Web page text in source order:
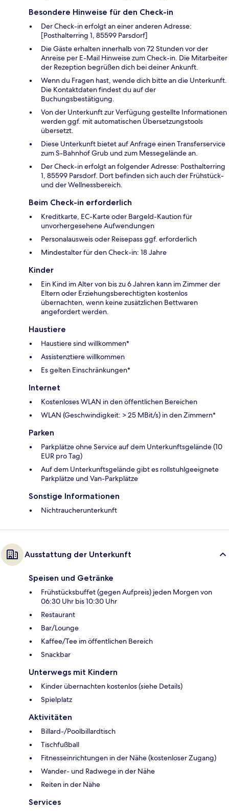
Besondere Hinweise für den Check-in
Der Check-in erfolgt an einer anderen Adresse:
[Posthalterring 1, 85599 Parsdorf]
Die Gäste erhalten innerhalb von 72 Stunden vor der
Anreise per E-Mail Hinweise zum Check-in. Die Mitarbeiter
der Rezeption begrüßen dich bei deiner Ankunft.
Wenn du Fragen hast, wende dich bitte an die Unterkunft.
Die Kontaktdaten findest du auf der
Buchungsbestätigung.
Von der Unterkunft zur Verfügung gestellte Informationen
werden ggf. mit automatischen Übersetzungstools
übersetzt.
Diese Unterkunft bietet auf Anfrage einen Transferservice
zum S-Bahnhof Grub und zum Messegelände an.
Der Check-in erfolgt an folgender Adresse: Posthalterring
1, 85599 Parsdorf. Dort befinden sich auch der Frühstück-
und der Wellnessbereich.
Beim Check-in erforderlich
Kreditkarte, EC-Karte oder Bargeld-Kaution für
unvorhergesehene Aufwendungen
Personalausweis oder Reisepass ggf. erforderlich
Mindestalter für den Check-in: 18 Jahre
Kinder
Ein Kind im Alter von bis zu 6 Jahren kann im Zimmer der
Eltern oder Erziehungsberechtigten kostenlos
übernachten, wenn keine zusätzlichen Bettwaren
angefordert werden.
Haustiere
Haustiere sind willkommen*
Assistenztiere willkommen
Es gelten Einschränkungen*
Internet
Kostenloses WLAN in den öffentlichen Bereichen
WLAN (Geschwindigkeit: > 25 MBit/s) in den Zimmern*
Parken
Parkplätze ohne Service auf dem Unterkunftsgelände (10
EUR pro Tag)
Auf dem Unterkunftsgelände gibt es rollstuhlgeeignete
Parkplätze und Van-Parkplätze
Sonstige Informationen
Nichtraucherunterkunft
Ausstattung der Unterkunft
Speisen und Getränke
Frühstücksbuffet (gegen Aufpreis) jeden Morgen von
06:30 Uhr bis 10:30 Uhr
Restaurant
Bar/Lounge
Kaffee/Tee im öffentlichen Bereich
Snackbar
Unterwegs mit Kindern
Kinder übernachten kostenlos (siehe Details)
Spielplatz
Aktivitäten
Billard-/Poolbillardtisch
Tischfußball
Fitnesseinrichtungen in der Nähe (kostenloser Zugang)
Wander- und Radwege in der Nähe
Reiten in der Nähe
Services